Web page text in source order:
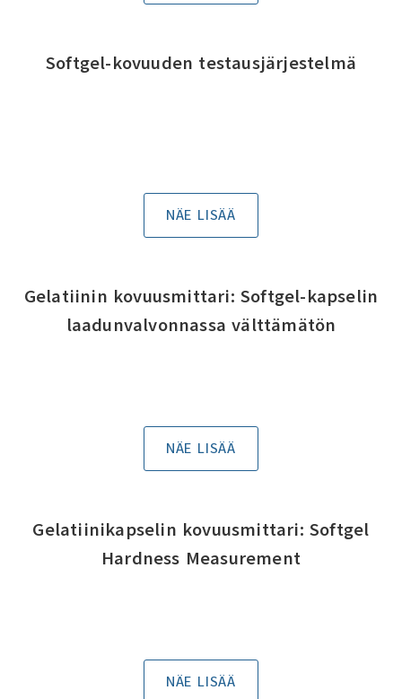
Softgel-kovuuden testausjärjestelmä
NÄE LISÄÄ
Gelatiinin kovuusmittari: Softgel-kapselin
laadunvalvonnassa välttämätön
NÄE LISÄÄ
Gelatiinikapselin kovuusmittari: Softgel
Hardness Measurement
NÄE LISÄÄ